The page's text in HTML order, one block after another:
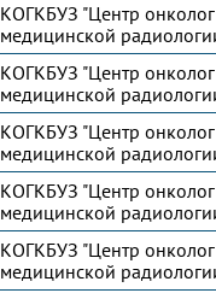
КОГКБУЗ "Центр
медицинской
КОГКБУЗ "Центр
медицинской
КОГКБУЗ "Центр
медицинской
КОГКБУЗ "Центр
медицинской
КОГКБУЗ "Центр
медицинской